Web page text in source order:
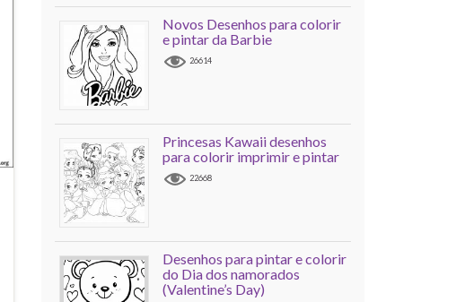
Novos Desenhos para colorir
e pintar da Barbie
26614
Princesas Kawaii desenhos
para colorir imprimir e pintar
22668
Desenhos para pintar e colorir
do Dia dos namorados
(Valentine’s Day)